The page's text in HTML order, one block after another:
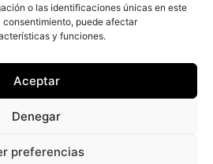
o las identificaciones únicas en este
puede afectar
y funciones.
Aceptar
Denegar
preferencias
de la Hoz 70, 1ºB - 28003 - Madrid